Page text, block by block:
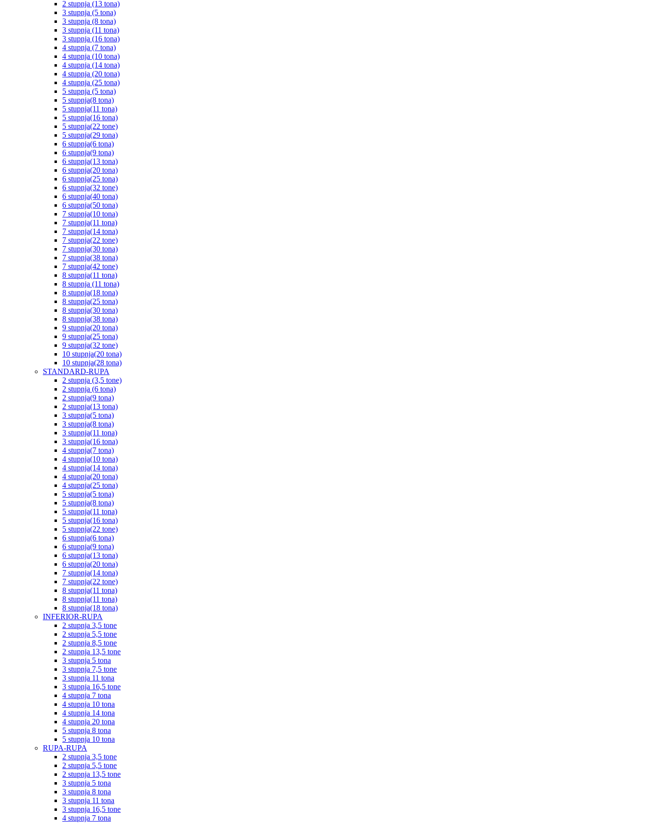
2 stupnja (13 tona)
3 stupnja (5 tona)
3 stupnja (8 tona)
3 stupnja (11 tona)
3 stupnja (16 tona)
4 stupnja (7 tona)
4 stupnja (10 tona)
4 stupnja (14 tona)
4 stupnja (20 tona)
4 stupnja (25 tona)
5 stupnja (5 tona)
5 stupnja(8 tona)
5 stupnja(11 tona)
5 stupnja(16 tona)
5 stupnja(22 tone)
5 stupnja(29 tona)
6 stupnja(6 tona)
6 stupnja(9 tona)
6 stupnja(13 tona)
6 stupnja(20 tona)
6 stupnja(25 tona)
6 stupnja(32 tone)
6 stupnja(40 tona)
6 stupnja(50 tona)
7 stupnja(10 tona)
7 stupnja(11 tona)
7 stupnja(14 tona)
7 stupnja(22 tone)
7 stupnja(30 tona)
7 stupnja(38 tona)
7 stupnja(42 tone)
8 stupnja(11 tona)
8 stupnja (11 tona)
8 stupnja(18 tona)
8 stupnja(25 tona)
8 stupnja(30 tona)
8 stupnja(38 tona)
9 stupnja(20 tona)
9 stupnja(25 tona)
9 stupnja(32 tone)
10 stupnja(20 tona)
10 stupnja(28 tona)
STANDARD-RUPA
2 stupnja (3,5 tone)
2 stupnja (6 tona)
2 stupnja(9 tona)
2 stupnja(13 tona)
3 stupnja(5 tona)
3 stupnja(8 tona)
3 stupnja(11 tona)
3 stupnja(16 tona)
4 stupnja(7 tona)
4 stupnja(10 tona)
4 stupnja(14 tona)
4 stupnja(20 tona)
4 stupnja(25 tona)
5 stupnja(5 tona)
5 stupnja(8 tona)
5 stupnja(11 tona)
5 stupnja(16 tona)
5 stupnja(22 tone)
6 stupnja(6 tona)
6 stupnja(9 tona)
6 stupnja(13 tona)
6 stupnja(20 tona)
7 stupnja(14 tona)
7 stupnja(22 tone)
8 stupnja(11 tona)
8 stupnja(11 tona)
8 stupnja(18 tona)
INFERIOR-RUPA
2 stupnja 3,5 tone
2 stupnja 5,5 tone
2 stupnja 8,5 tone
2 stupnja 13,5 tone
3 stupnja 5 tona
3 stupnja 7,5 tone
3 stupnja 11 tona
3 stupnja 16,5 tone
4 stupnja 7 tona
4 stupnja 10 tona
4 stupnja 14 tona
4 stupnja 20 tona
5 stupnja 8 tona
5 stupnja 10 tona
RUPA-RUPA
2 stupnja 3,5 tone
2 stupnja 5,5 tone
2 stupnja 13,5 tone
3 stupnja 5 tona
3 stupnja 8 tona
3 stupnja 11 tona
3 stupnja 16,5 tone
4 stupnja 7 tona